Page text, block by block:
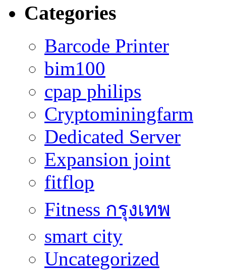
Categories
Barcode Printer
bim100
cpap philips
Cryptominingfarm
Dedicated Server
Expansion joint
fitflop
Fitness กรุงเทพ
smart city
Uncategorized